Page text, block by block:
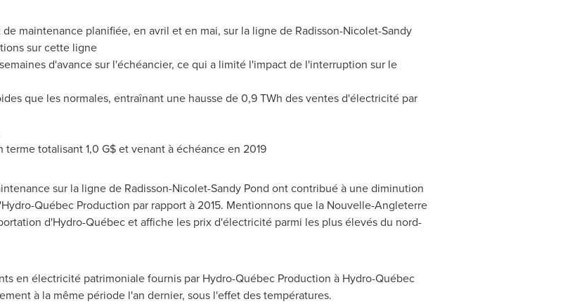
maintenance planifiée, en avril et en mai, sur la ligne de Radisson-Nicolet-Sandy
sur cette ligne
d'avance sur l'échéancier, ce qui a limité l'impact de l'interruption sur le
que les normales, entraînant une hausse de 0,9 TWh des ventes d'électricité par
totalisant 1,0 G$ et venant à échéance en 2019
sur la ligne de Radisson-Nicolet-Sandy Pond ont contribué à une diminution
Québec Production par rapport à 2015. Mentionnons que la Nouvelle-Angleterre
d'Hydro-Québec et affiche les prix d'électricité parmi les plus élevés du nord-
en électricité patrimonialefournispar Hydro-Québec Production à Hydro-Québec
à la même période l'an dernier, sous l'effet des températures.